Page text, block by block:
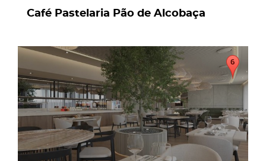
Café Pastelaria Pão de Alcobaça
page